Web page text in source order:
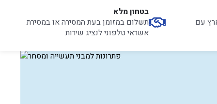
עם
בטחון מלא
תשלום במזומן בעת המסירה או במסירת
אשראי טלפוני לנציג שירות